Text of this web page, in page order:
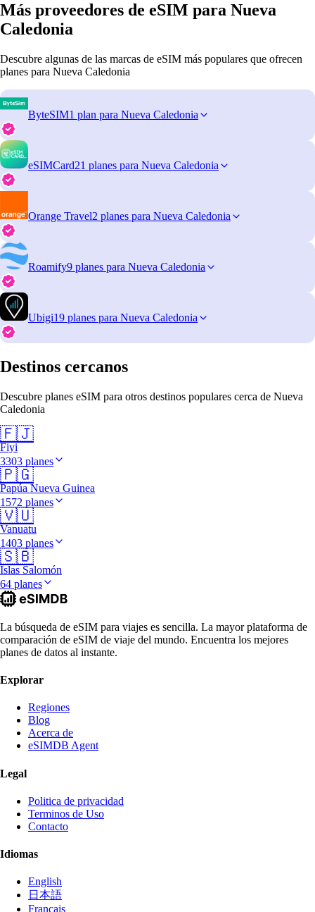
Más proveedores de eSIM para Nueva
Caledonia
Descubre algunas de las marcas de eSIM más populares que ofrecen
planes para Nueva Caledonia
ByteSIM1 plan para Nueva Caledonia
eSIMCard21 planes para Nueva Caledonia
Orange Travel2 planes para Nueva Caledonia
Roamify9 planes para Nueva Caledonia
Ubigi19 planes para Nueva Caledonia
Destinos cercanos
Descubre planes eSIM para otros destinos populares cerca de Nueva
Caledonia
🇫🇯
Fiyi
3303 planes
🇵🇬
Papúa Nueva Guinea
1572 planes
🇻🇺
Vanuatu
1403 planes
🇸🇧
Islas Salomón
64 planes
La búsqueda de eSIM para viajes es sencilla. La mayor plataforma de
comparación de eSIM de viaje del mundo. Encuentra los mejores
planes de datos al instante.
Explorar
Regiones
Blog
Acerca de
eSIMDB Agent
Legal
Politica de privacidad
Terminos de Uso
Contacto
Idiomas
English
日本語
Français